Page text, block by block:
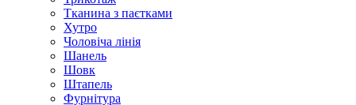
Тканина з паєтками
Хутро
Чоловіча лінія
Шанель
Шовк
Штапель
Фурнітура